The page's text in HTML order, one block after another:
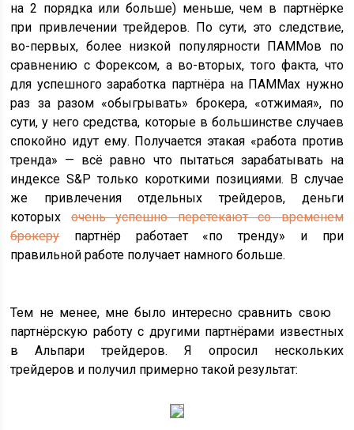
на 2 порядка или больше) меньше, чем в партнёрке
при привлечении трейдеров. По сути, это следствие,
во-первых, более низкой популярности ПАММов по
сравнению с Форексом, а во-вторых, того факта, что
для успешного заработка партнёра на ПАММах нужно
раз за разом «обыгрывать» брокера, «отжимая», по
сути, у него средства, которые в большинстве случаев
спокойно идут ему. Получается этакая «работа против
тренда» — всё равно что пытаться зарабатывать на
индексе S&P только короткими позициями. В случае
же привлечения отдельных трейдеров, деньги
которыхочень успешно перетекают со временем
брокерупартнёр работает «по тренду» и при
правильной работе получает намного больше.
Тем не менее, мне было интересно сравнить свою
партнёрскую работу с другими партнёрами известных
в Альпари трейдеров. Я опросил нескольких
трейдеров и получил примерно такой результат: